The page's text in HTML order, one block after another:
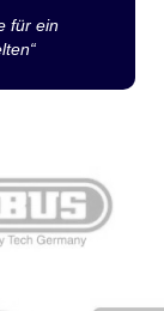
für ein